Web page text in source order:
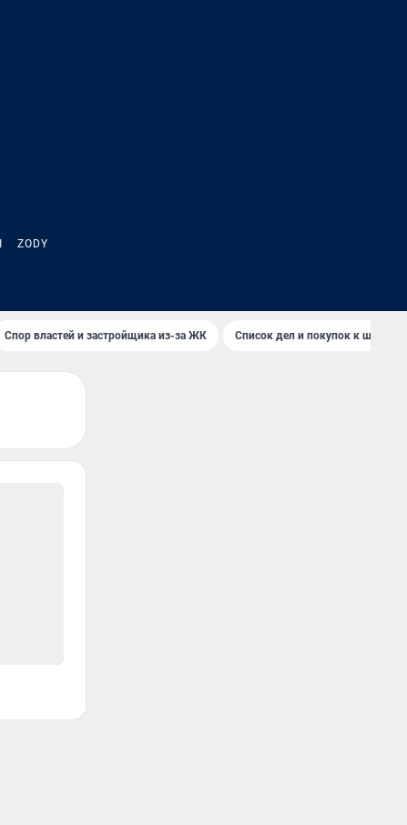
ZODY
Спор властей и застройщика из-за ЖК Список дел и покупок к школе